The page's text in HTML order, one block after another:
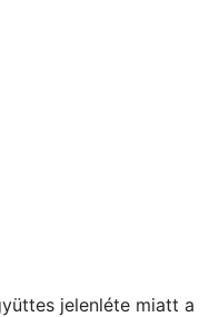
jelenléte miatt a